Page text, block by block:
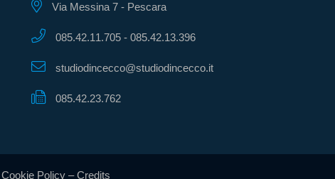
Via Messina 7 - Pescara
085.42.11.705 -085.42.13.396
studiodincecco@studiodincecco.it
085.42.23.762
Cookie Policy–Credits